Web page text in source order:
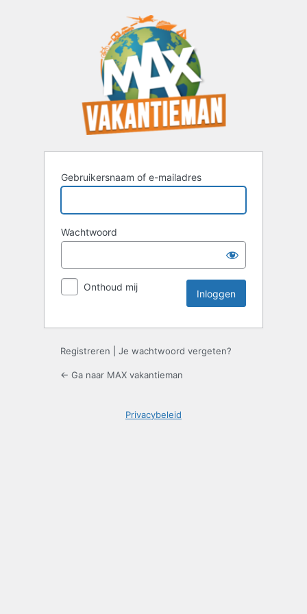
Gebruikersnaam of e-mailadres
Wachtwoord
Onthoud mij
Registreren Je wachtwoord vergeten?
← Ga naar MAX vakantieman
Privacybeleid